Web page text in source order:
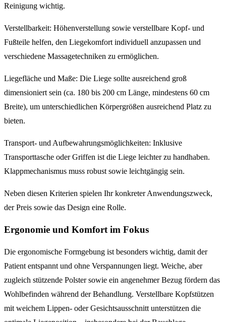
Reinigung wichtig.
Verstellbarkeit: Höhenverstellung sowie verstellbare Kopf- und
Fußteile helfen, den Liegekomfort individuell anzupassen und
verschiedene Massagetechniken zu ermöglichen.
Liegefläche und Maße: Die Liege sollte ausreichend groß
dimensioniert sein (ca. 180 bis 200 cm Länge, mindestens 60 cm
Breite), um unterschiedlichen Körpergrößen ausreichend Platz zu
bieten.
Transport- und Aufbewahrungsmöglichkeiten: Inklusive
Transporttasche oder Griffen ist die Liege leichter zu handhaben.
Klappmechanismus muss robust sowie leichtgängig sein.
Neben diesen Kriterien spielen Ihr konkreter Anwendungszweck,
der Preis sowie das Design eine Rolle.
Ergonomie und Komfort im Fokus
Die ergonomische Formgebung ist besonders wichtig, damit der
Patient entspannt und ohne Verspannungen liegt. Weiche, aber
zugleich stützende Polster sowie ein angenehmer Bezug fördern das
Wohlbefinden während der Behandlung. Verstellbare Kopfstützen
mit weichem Lippen- oder Gesichtsausschnitt unterstützen die